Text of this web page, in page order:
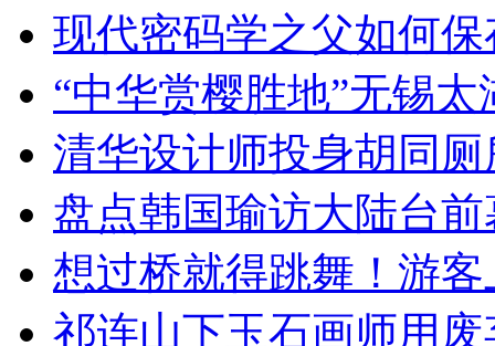
现代密码学之父如何
“中华赏樱胜地”无锡
清华设计师投身胡同
盘点韩国瑜访大陆台
想过桥就得跳舞！游客
祁连山下玉石画师用